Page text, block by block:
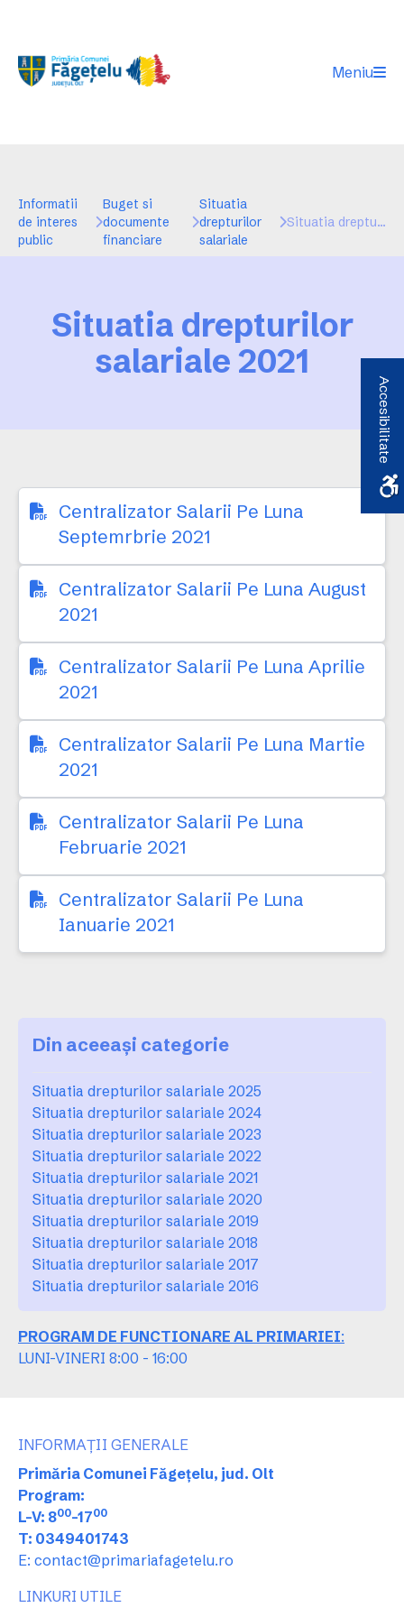
Meniu
Informatii
de interes
public
Buget si
documente
financiare
Situatia
drepturilor
salariale
Situatia drepturilor salariale 2021
Situatia drepturilor
salariale 2021
Centralizator Salarii Pe Luna
Septemrbrie 2021
Centralizator Salarii Pe Luna August
2021
Centralizator Salarii Pe Luna Aprilie
2021
Centralizator Salarii Pe Luna Martie
2021
Centralizator Salarii Pe Luna
Februarie 2021
Centralizator Salarii Pe Luna
Ianuarie 2021
Din aceeași categorie
Situatia drepturilor salariale 2025
Situatia drepturilor salariale 2024
Situatia drepturilor salariale 2023
Situatia drepturilor salariale 2022
Situatia drepturilor salariale 2021
Situatia drepturilor salariale 2020
Situatia drepturilor salariale 2019
Situatia drepturilor salariale 2018
Situatia drepturilor salariale 2017
Situatia drepturilor salariale 2016
PROGRAM DE FUNCTIONARE AL PRIMARIEI:
LUNI-VINERI 8:00 - 16:00
INFORMAȚII GENERALE
Primăria Comunei Făgețelu, jud. Olt
Program:
L-V: 800-1700
T: 0349401743
E: contact@primariafagetelu.ro
LINKURI UTILE
Accesibilitate